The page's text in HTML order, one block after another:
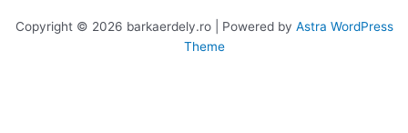
Copyright © 2026 barkaerdely.ro | Powered by Astra WordPress
Theme